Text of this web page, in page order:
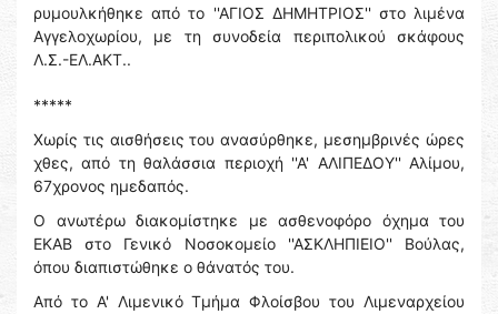
ρυμουλκήθηκε από το ''ΑΓΙΟΣ ΔΗΜΗΤΡΙΟΣ'' στο λιμένα
Αγγελοχωρίου, με τη συνοδεία περιπολικού σκάφους
Λ.Σ.-ΕΛ.ΑΚΤ..
*****
Χωρίς τις αισθήσεις του ανασύρθηκε, μεσημβρινές ώρες
χθες, από τη θαλάσσια περιοχή ''Α' ΑΛΙΠΕΔΟΥ'' Αλίμου,
67χρονος ημεδαπός.
Ο ανωτέρω διακομίστηκε με ασθενοφόρο όχημα του
ΕΚΑΒ στο Γενικό Νοσοκομείο ''ΑΣΚΛΗΠΙΕΙΟ'' Βούλας,
όπου διαπιστώθηκε ο θάνατός του.
Από το Α' Λιμενικό Τμήμα Φλοίσβου του Λιμεναρχείου